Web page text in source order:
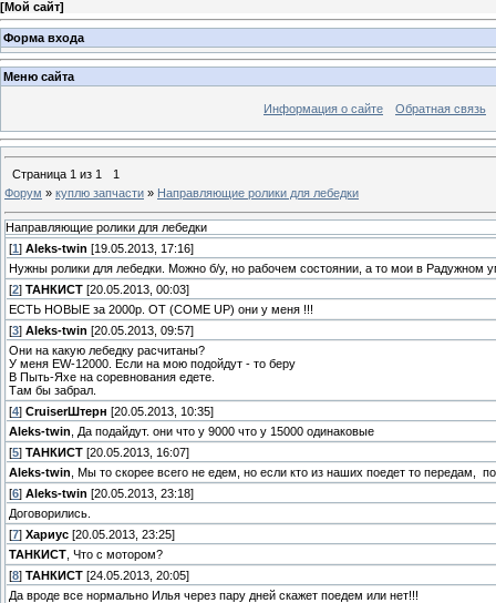
[Мой сайт]
Форма входа
Меню сайта
Информация о сайте Обратная связь
Страница 1 из 1
1
Форум » куплю запчасти » Направляющие ролики для лебедки
Направляющие ролики для лебедки
[1 ] Aleks-twin [19.05.2013, 17:16]
Нужны ролики для лебедки. Можно б/у, но рабочем состоянии, а то мои в Радужном
[2] ТАНКИСТ [20.05.2013, 00:03]
ЕСТЬ НОВЫЕ за 2000р. ОТ (COME UP) они у меня !!!
[3] Aleks-twin [20.05.2013, 09:57]
Они на какую лебедку расчитаны?
У меня EW-12000. Если на мою подойдут - то беру
В Пыть-Яхе на соревнования едете.
Там бы забрал.
[4] СruiserШтерн [20.05.2013, 10:35]
Aleks-twin , Да подайдут. они что у 9000 что у 15000 одинаковые
[5] ТАНКИСТ [20.05.2013, 16:07]
Aleks-twin , Мы то скорее всего не едем, но если кто из наших поедет то передам,
[6] Aleks-twin [20.05.2013, 23:18]
Договорились.
[7] Хариус [20.05.2013, 23:25]
ТАНКИСТ , Что с мотором?
[8] ТАНКИСТ [24.05.2013, 20:05]
Да вроде все нормально Илья через пару дней скажет поедем или нет!!!